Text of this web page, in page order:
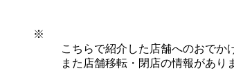
※
こちらで紹介した店舗へのおでか
また店舗移転・閉店の情報があり